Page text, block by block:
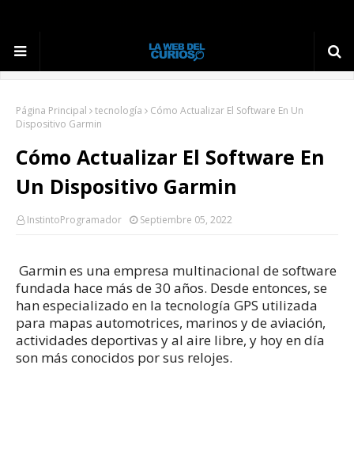
Página Principal tecnología
Cómo Actualizar El Software En Un
Dispositivo Garmin
Cómo Actualizar El Software En
Un Dispositivo Garmin
InstintoProgramador Septiembre 05, 2022
Garmin es una empresa multinacional de software
fundada hace más de 30 años. Desde entonces, se
han especializado en la tecnología GPS utilizada
para mapas automotrices, marinos y de aviación,
actividades deportivas y al aire libre, y hoy en día
son más conocidos por sus relojes.